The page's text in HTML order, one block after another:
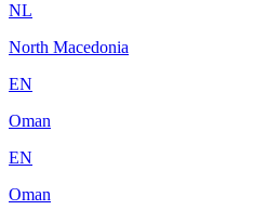
NL
North Macedonia
EN
Oman
EN
Oman